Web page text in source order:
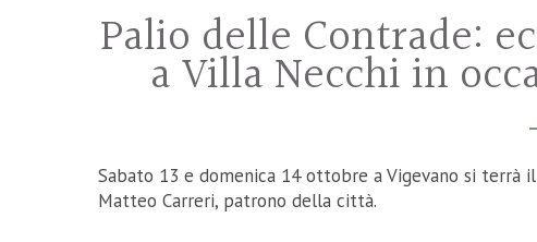
Palio delle Contrade:
a Villa Necchi in
Sabato 13 e domenica 14 ottobre a Vigevano si terrà il
Matteo Carreri, patrono della città.